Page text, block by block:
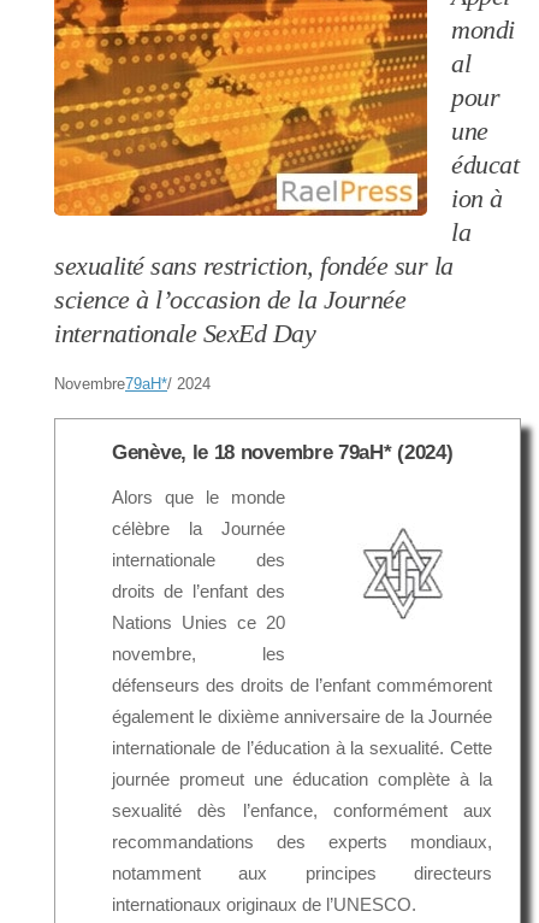
mondi
al
pour
une
éducat
ion à
la
sexualité sans restriction, fondée sur la
science à l’occasion de la Journée
internationale SexEd Day
Novembre79aH*/ 2024
Genève, le 18 novembre 79aH* (2024)
Alors que le monde
célèbre la Journée
internationale des
droits de l’enfant des
Nations Unies ce 20
novembre, les
défenseurs des droits de l’enfant commémorent
également le dixième anniversaire de la Journée
internationale de l’éducation à la sexualité. Cette
journée promeut une éducation complète à la
sexualité dès l’enfance, conformément aux
recommandations des experts mondiaux,
notamment aux principes directeurs
internationaux originaux de l’UNESCO.